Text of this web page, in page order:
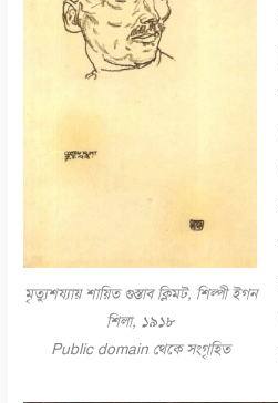
মৃত্যুশয্যায় শায়িত গুস্তাব ক্লিমট, শিল্পী ইগন
শিলা, ১৯১৮
Public domain থেকে সংগৃহিত